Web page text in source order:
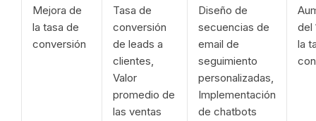
Mejora de
la tasa de
conversión
Tasa de
conversión
de leads a
clientes,
Valor
promedio de
las ventas
Diseño de
secuencias de
email de
seguimiento
personalizadas,
Implementación
de chatbots
del
la